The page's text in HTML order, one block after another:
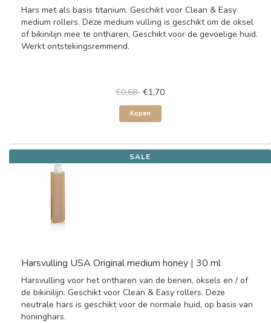
Hars met als basis titanium. Geschikt voor Clean & Easy
medium rollers. Deze medium vulling is geschikt om de oksel
of bikinilijn mee te ontharen, Geschikt voor de gevoelige huid.
Werkt ontstekingsremmend.
€0,68 €1,70
Kopen
SALE
Harsvulling USA Original medium honey | 30 ml
Harsvulling voor het ontharen van de benen, oksels en / of
de bikinilijn. Geschikt voor Clean & Easy rollers. Deze
neutrale hars is geschikt voor de normale huid, op basis van
honinghars.